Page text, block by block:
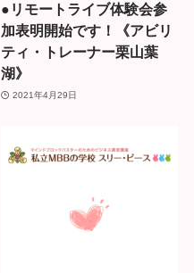
●リモートライブ体験会参
加表明開始です！《アビリ
ティ・トレーナー栗山葉
湖》
2021年4月29日